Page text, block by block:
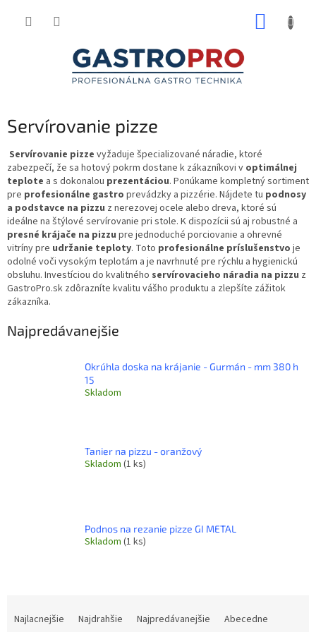
Servírovanie pizze
Servírovanie pizze vyžaduje špecializované náradie, ktoré
zabezpečí, že sa hotový pokrm dostane k zákazníkovi v optimálnej
teplote a s dokonalou prezentáciou. Ponúkame kompletný sortiment
pre profesionálne gastro prevádzky a pizzérie. Nájdete tu podnosy
a podstavce na pizzu z nerezovej ocele alebo dreva, ktoré sú
ideálne na štýlové servírovanie pri stole. K dispozícii sú aj robustné a
presné krájače na pizzu pre jednoduché porciovanie a ohrevné
vitríny pre udržanie teploty. Toto profesionálne príslušenstvo je
odolné voči vysokým teplotám a je navrhnuté pre rýchlu a hygienickú
obsluhu. Investíciou do kvalitného servírovacieho náradia na pizzu z
GastroPro.sk zdôrazníte kvalitu vášho produktu a zlepšíte zážitok
zákazníka.
Najpredávanejšie
Okrúhla doska na krájanie - Gurmán - mm 380 h
15
Skladom
Tanier na pizzu - oranžový
Skladom (1 ks)
Podnos na rezanie pizze GI METAL
Skladom (1 ks)
Najlacnejšie Najdrahšie Najpredávanejšie Abecedne